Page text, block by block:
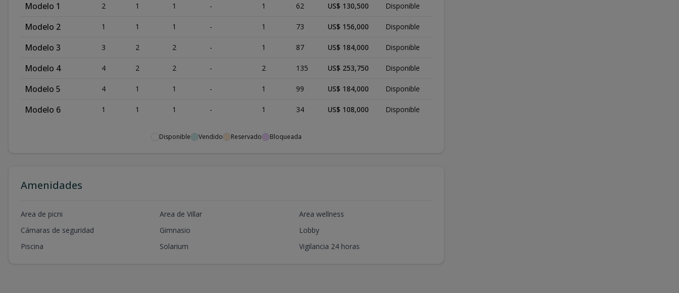
Modelo 1 2 1 1 - 1 62 US$ 130,500 Disponible
Modelo 2 1 1 1 - 1 73 US$ 156,000 Disponible
Modelo 3 3 2 2 - 1 87 US$ 184,000 Disponible
Modelo 4 4 2 2 - 2 135 US$ 253,750 Disponible
Modelo 5 4 1 1 - 1 99 US$ 184,000 Disponible
Modelo 6 1 1 1 - 1 34 US$ 108,000 Disponible
Disponible Vendido Reservado Bloqueada
Amenidades
Area de picni Area de Villar
Area wellness
Cámaras de seguridad
Gimnasio
Lobby
Piscina
Solarium Vigilancia 24 horas